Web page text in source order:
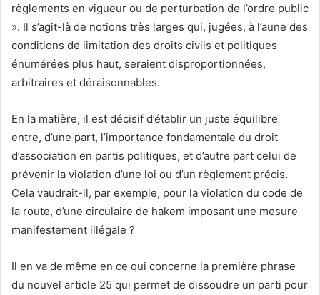
règlements en vigueur ou de perturbation de l’ordre public
». Il s’agit-là de notions très larges qui, jugées, à l’aune des
conditions de limitation des droits civils et politiques
énumérées plus haut, seraient disproportionnées,
arbitraires et déraisonnables.
En la matière, il est décisif d’établir un juste équilibre
entre, d’une part, l’importance fondamentale du droit
d’association en partis politiques, et d’autre part celui de
prévenir la violation d’une loi ou d’un règlement précis.
Cela vaudrait-il, par exemple, pour la violation du code de
la route, d’une circulaire de hakem imposant une mesure
manifestement illégale ?
Il en va de même en ce qui concerne la première phrase
du nouvel article 25 qui permet de dissoudre un parti pour